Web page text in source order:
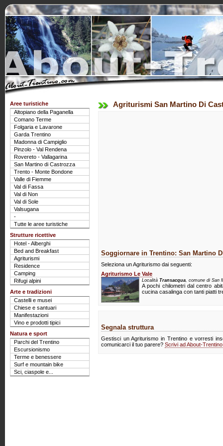
Agriturismi San Martino Di
Soggiornare in Trentino: San Martino
Seleziona un Agriturismo dai seguenti:
Agriturismo Le Vale
Località Transacqua, comune di San
A pochi chilometri dal centro
cucina casalinga con tanti piatti
Segnala struttura
Gestisci un Agriturismo in Trentino e vorresti
comunicarci il tuo parere? Scrivi ad About-
Aree turistiche
Altopiano della Paganella
Comano Terme
Folgaria e Lavarone
Garda Trentino
Madonna di Campiglio
Pinzolo - Val Rendena
Rovereto - Vallagarina
San Martino di Castrozza
Trento - Monte Bondone
Valle di Fiemme
Val di Fassa
Val di Non
Val di Sole
Valsugana
-
Tutte le aree turistiche
Strutture ricettive
Hotel - Alberghi
Bed and Breakfast
Agriturismi
Residence
Camping
Rifugi alpini
Arte e tradizioni
Castelli e musei
Chiese e santuari
Manifestazioni
Vino e prodotti tipici
Natura e sport
Parchi del Trentino
Escursionismo
Terme e benessere
Surf e mountain bike
Sci, ciaspole e...